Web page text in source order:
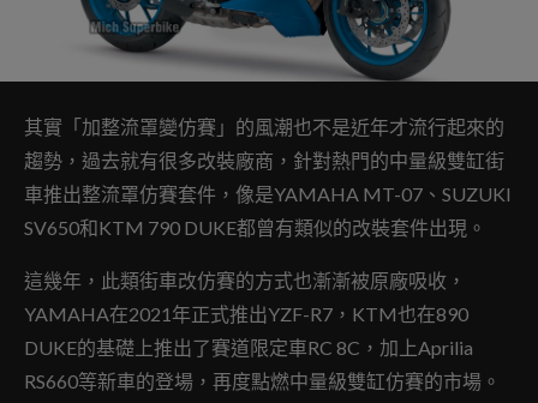
其實「加整流罩變仿賽」的風潮也不是近年才流行起來的
趨勢，過去就有很多改裝廠商，針對熱門的中量級雙缸街
車推出整流罩仿賽套件，像是YAMAHA MT-07、SUZUKI
SV650和KTM 790 DUKE都曾有類似的改裝套件出現。
這幾年，此類街車改仿賽的方式也漸漸被原廠吸收，
YAMAHA在2021年正式推出YZF-R7，KTM也在890
DUKE的基礎上推出了賽道限定車RC 8C，加上Aprilia
RS660等新車的登場，再度點燃中量級雙缸仿賽的市場。